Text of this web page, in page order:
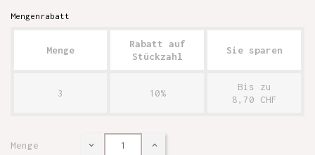
Mengenrabatt
Menge
Rabatt auf
Stückzahl
Sie sparen
3 10%
Bis zu
8,70 CHF
Menge